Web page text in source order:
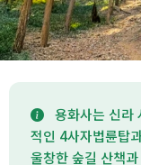
용화사는 신라
적인 4사자법륜탑
울창한 숲길 산책